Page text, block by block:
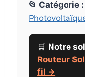
📂 Catégorie :
🛒 Notre
Routeur
fil →